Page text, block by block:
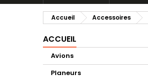
Accueil Accessoires
ACCUEIL
Avions
Planeurs